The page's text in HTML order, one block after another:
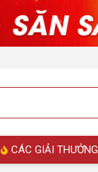
CÁC GIẢI THƯỞNG